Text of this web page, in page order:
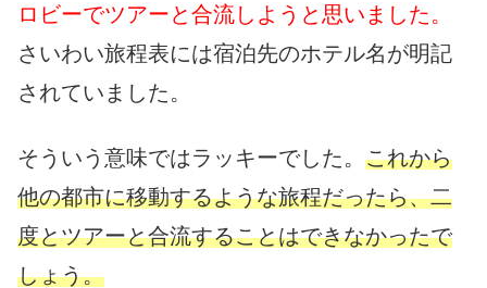
ロビーでツアーと合流しようと思いました。
さいわい旅程表には宿泊先のホテル名が明記
されていました。
そういう意味ではラッキーでした。 これから
他の都市に移動するような旅程だったら、二
度とツアーと合流することはできなかったで
しょう。